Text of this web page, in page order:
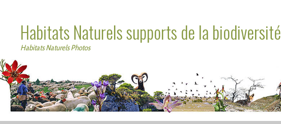
Habitats Naturels supports de la biodiversité
Habitats Naturels Photos